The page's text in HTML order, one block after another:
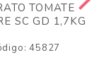
TOMATE
SC GD 1,7KG
45827